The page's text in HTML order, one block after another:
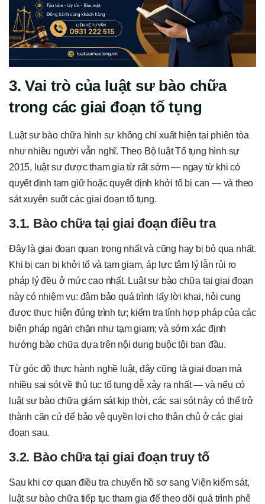
3. Vai trò của luật sư bào chữa
trong các giai đoạn tố tụng
Luật sư bào chữa hình sự không chỉ xuất hiện tại phiên tòa
như nhiều người vẫn nghĩ. Theo Bộ luật Tố tụng hình sự
2015, luật sư được tham gia từ rất sớm — ngay từ khi có
quyết định tạm giữ hoặc quyết định khởi tố bị can — và theo
sát xuyên suốt các giai đoạn tố tụng.
3.1. Bào chữa tại giai đoạn điều tra
Đây là giai đoạn quan trọng nhất và cũng hay bị bỏ qua nhất.
Khi bị can bị khởi tố và tạm giam, áp lực tâm lý lẫn rủi ro
pháp lý đều ở mức cao nhất. Luật sư bào chữa tại giai đoạn
này có nhiệm vụ: đảm bảo quá trình lấy lời khai, hỏi cung
được thực hiện đúng trình tự; kiểm tra tính hợp pháp của các
biện pháp ngăn chặn như tạm giam; và sớm xác định
hướng bào chữa dựa trên nội dung buộc tội ban đầu.
Từ góc độ thực hành nghề luật, đây cũng là giai đoạn mà
nhiều sai sót về thủ tục tố tụng dễ xảy ra nhất — và nếu có
luật sư bào chữa giám sát kịp thời, các sai sót này có thể trở
thành căn cứ để bảo vệ quyền lợi cho thân chủ ở các giai
đoạn sau.
3.2. Bào chữa tại giai đoạn truy tố
Sau khi cơ quan điều tra chuyển hồ sơ sang Viện kiểm sát,
luật sư bào chữa tiếp tục tham gia để theo dõi quá trình phê